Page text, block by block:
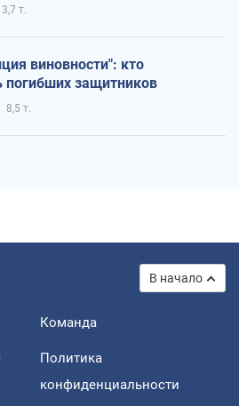
3,7 т.
виновности": кто
защитников
8,5 т.
В начало
Команда
Политика
конфиденциальности